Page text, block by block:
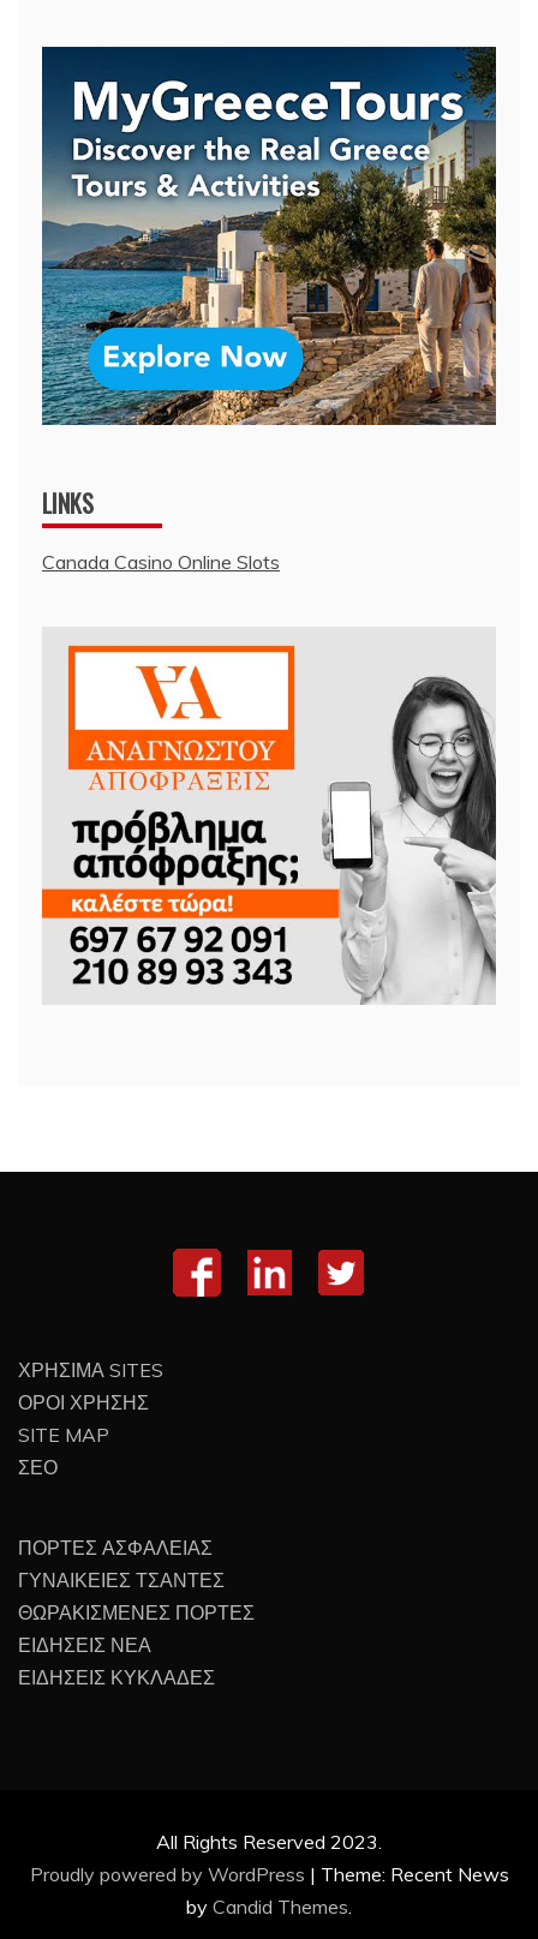
LINKS
Canada Casino Online Slots
ΧΡΗΣΙΜΑ SITES
ΟΡΟΙ ΧΡΗΣΗΣ
SITE MAP
ΣΕΟ
ΠΟΡΤΕΣ ΑΣΦΑΛΕΙΑΣ
ΓΥΝΑΙΚΕΙΕΣ ΤΣΑΝΤΕΣ
ΘΩΡΑΚΙΣΜΕΝΕΣ ΠΟΡΤΕΣ
ΕΙΔΗΣΕΙΣ ΝΕΑ
ΕΙΔΗΣΕΙΣ ΚΥΚΛΑΔΕΣ
All Rights Reserved 2023.
Proudly powered by WordPress | Theme: Recent News
by Candid Themes.